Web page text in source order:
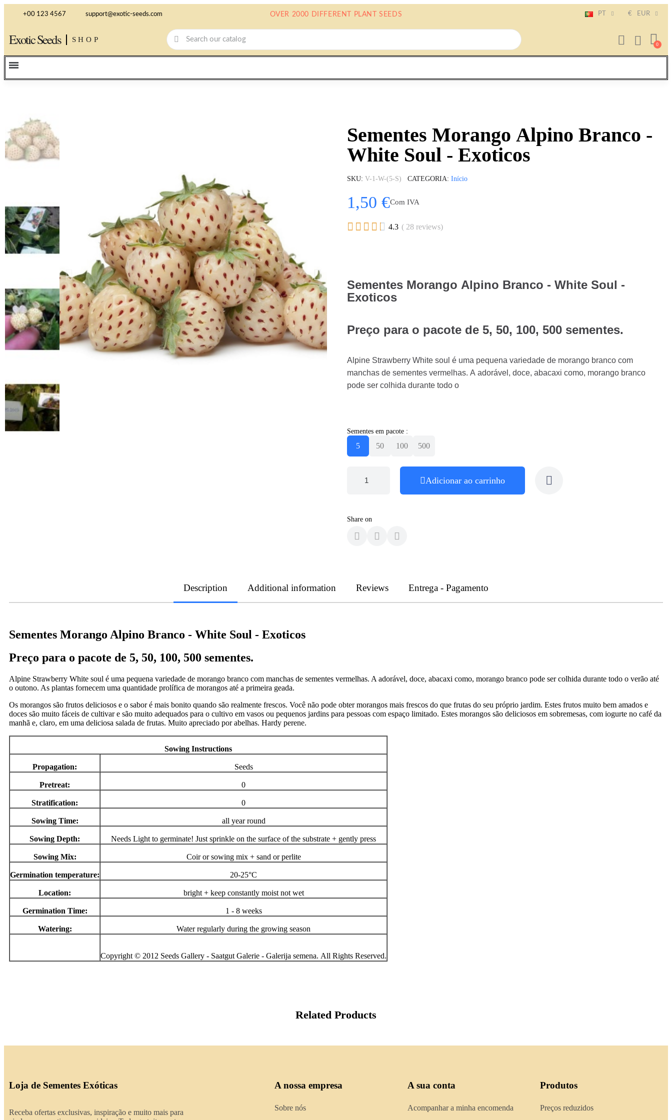
+00 123 4567 support@exotic-seeds.com OVER 2000 DIFFERENT PLANT SEEDS PT € EUR
Exotic Seeds SHOP
Sementes Morango Alpino Branco -
White Soul - Exoticos
SKU V-1-W-(5-S) CATEGORIA Início
1,50 €Com IVA
     4.3 ( 28 reviews)
Sementes Morango Alpino Branco - White Soul -
Exoticos
Preço para o pacote de 5, 50, 100, 500 sementes.
Alpine Strawberry White soul é uma pequena variedade de morango branco com
manchas de sementes vermelhas. A adorável, doce, abacaxi como, morango branco
pode ser colhida durante todo o
Sementes em pacote :
5 50 100 500
Adicionar ao carrinho
Share on
Description Additional information Reviews Entrega - Pagamento
Sementes Morango Alpino Branco - White Soul - Exoticos
Preço para o pacote de 5, 50, 100, 500 sementes.
Alpine Strawberry White soul é uma pequena variedade de morango branco com manchas de sementes vermelhas. A adorável, doce, abacaxi como, morango branco pode ser colhida durante todo o verão até
o outono. As plantas fornecem uma quantidade prolífica de morangos até a primeira geada.
Os morangos são frutos deliciosos e o sabor é mais bonito quando são realmente frescos. Você não pode obter morangos mais frescos do que frutas do seu próprio jardim. Estes frutos muito bem amados e
doces são muito fáceis de cultivar e são muito adequados para o cultivo em vasos ou pequenos jardins para pessoas com espaço limitado. Estes morangos são deliciosos em sobremesas, com iogurte no café da
manhã e, claro, em uma deliciosa salada de frutas. Muito apreciado por abelhas. Hardy perene.
Sowing Instructions
Propagation: Seeds
Pretreat: 0
Stratification: 0
Sowing Time: all year round
Sowing Depth: Needs Light to germinate! Just sprinkle on the surface of the substrate + gently press
Sowing Mix: Coir or sowing mix + sand or perlite
Germination temperature: 20-25°C
Location: bright + keep constantly moist not wet
Germination Time: 1 - 8 weeks
Watering: Water regularly during the growing season
Copyright © 2012 Seeds Gallery - Saatgut Galerie - Galerija semena. All Rights Reserved.
Related Products
Loja de Sementes Exóticas
Receba ofertas exclusivas, inspiração e muito mais para
A nossa empresa
Sobre nós
A sua conta
Acompanhar a minha encomenda
Produtos
Preços reduzidos